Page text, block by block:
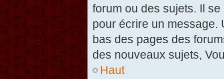
forum ou des sujets. Il
pour écrire un message.
bas des pages des
des nouveaux sujets,
Haut